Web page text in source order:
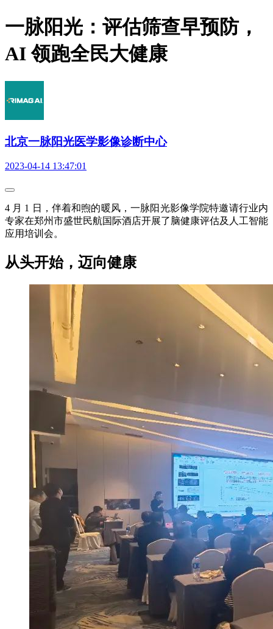
一脉阳光：评估筛查早预防，
AI 领跑全民大健康
北京一脉阳光医学影像诊断中心
2023-04-14 13:47:01
4 月 1 日，伴着和煦的暖风，一脉阳光影像学院特邀请行业内
专家在郑州市盛世民航国际酒店开展了脑健康评估及人工智能
应用培训会。
从头开始，迈向健康